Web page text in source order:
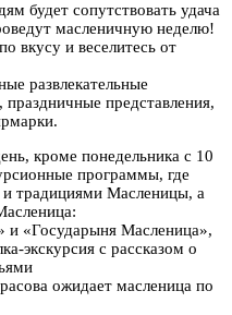
будет сопутствовать удача
масленичную неделю!
вкусу и веселитесь от
развлекательные
представления,
кроме понедельника с 10
программы, где
традициями Масленицы, а
«Государыня Масленица»,
экскурсия с рассказом о
ожидает масленица по